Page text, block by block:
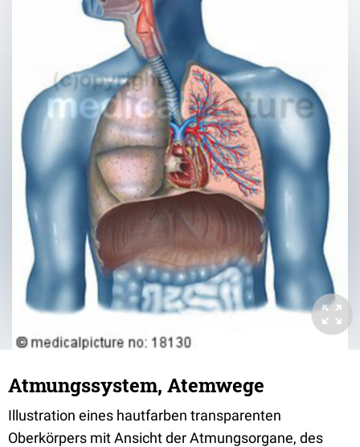
Atmungssystem, Atemwege
Illustration eines hautfarben transparenten
Oberkörpers mit Ansicht der Atmungsorgane, des